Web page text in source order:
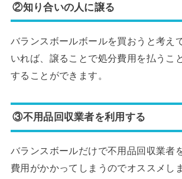
②知り合いの人に譲る
バランスボールボールを買おうと考え
いれば、譲ることで処分費用を払うこ
することができます。
③不用品回収業者を利用する
バランスボールだけで不用品回収業者
費用がかかってしまうのでオススメし